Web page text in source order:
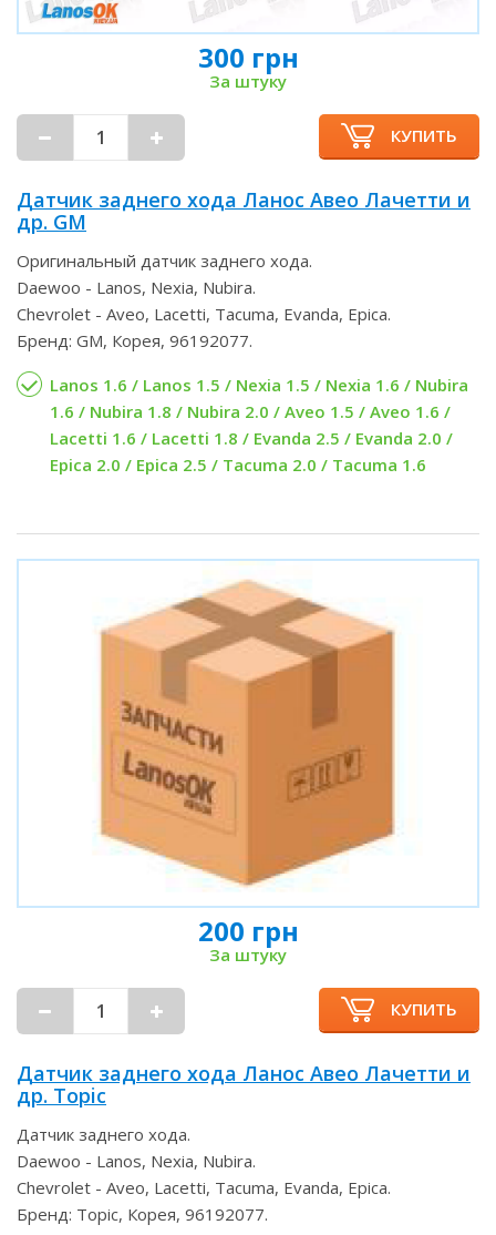
300 грн
За штуку
КУПИТЬ
Датчик заднего хода Ланос Авео Лачетти и
др. GM
Оригинальный датчик заднего хода.
Daewoo - Lanos, Nexia, Nubira.
Chevrolet - Aveo, Lacetti, Tacuma, Evanda, Epica.
Бренд: GM, Корея, 96192077.
Lanos 1.6 / Lanos 1.5 / Nexia 1.5 / Nexia 1.6 / Nubira
1.6 / Nubira 1.8 / Nubira 2.0 / Aveo 1.5 / Aveo 1.6 /
Lacetti 1.6 / Lacetti 1.8 / Evanda 2.5 / Evanda 2.0 /
Epica 2.0 / Epica 2.5 / Tacuma 2.0 / Tacuma 1.6
200 грн
За штуку
КУПИТЬ
Датчик заднего хода Ланос Авео Лачетти и
др. Topic
Датчик заднего хода.
Daewoo - Lanos, Nexia, Nubira.
Chevrolet - Aveo, Lacetti, Tacuma, Evanda, Epica.
Бренд: Topic, Корея, 96192077.